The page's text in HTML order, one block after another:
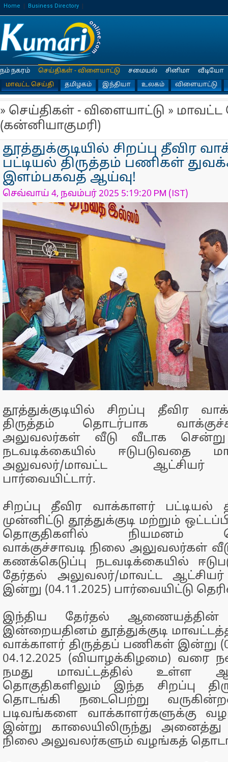
Home Business Directory
நம் நகரம்
செய்திகள் - விளையாட்டு
மாவட்ட செய்தி
தமிழகம் இந்தியா உலகம் விளையாட்டு
சமையல் சினிமா வீடியோ
» செய்திகள் - விளையாட்டு » மாவட்ட
(கன்னியாகுமரி)
தூத்துக்குடியில் சிறப்பு தீவிர
பட்டியல் திருத்தம் பணிகள்
இளம்பகவத் ஆய்வு!
செவ்வாய் 4, நவம்பர் 2025 5:19:20 PM (IST)
தூத்துக்குடியில் சிறப்பு தீவிர
திருத்தம் தொடர்பாக
அலுவலர்கள் வீடு வீடாக சென்று
நடவடிக்கையில் ஈடுபடுவதை
அலுவலர்/மாவட்ட
பார்வையிட்டார்.
சிறப்பு தீவிர வாக்காளர் பட்டியல்
முன்னிட்டு தூத்துக்குடி மற்றும்
தொகுதிகளில் நியமனம்
வாக்குச்சாவடி நிலை அலுவலர்கள்
கணக்கெடுப்பு நடவடிக்கையில்
தேர்தல் அலுவலர்/மாவட்ட
இன்று (04.11.2025) பார்வையிட்டு
இந்திய தேர்தல் ஆணையத்தின்
இன்றையதினம் தூத்துக்குடி
வாக்காளர் திருத்தப் பணிகள் இன்று
04.12.2025 (வியாழக்கிழமை) வரை
நமது மாவட்டத்தில் உள்ள
தொகுதிகளிலும் இந்த சிறப்பு
தொடங்கி நடைபெற்று
படிவங்களை வாக்காளர்களுக்கு
இன்று காலையிலிருந்து அனைத்து
நிலை அலுவலர்களும் வழங்கத்